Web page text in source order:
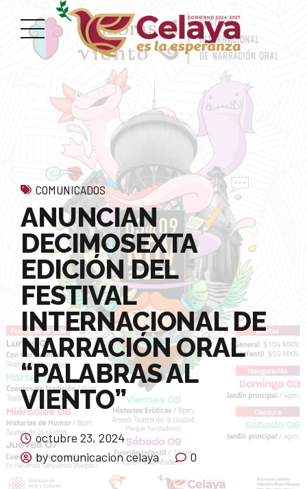
COMUNICADOS
ANUNCIAN
DECIMOSEXTA
EDICIÓN DEL
FESTIVAL
INTERNACIONAL DE
NARRACIÓN ORAL
“PALABRAS AL
VIENTO”
octubre 23, 2024
by comunicacion celaya
0